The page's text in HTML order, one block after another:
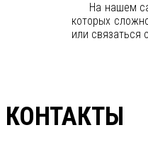
На нашем
которых
или связаться
КОНТАКТЫ